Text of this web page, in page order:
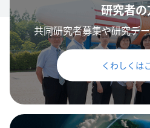
研究者
共同研究者募集や研究デ
くわしくは